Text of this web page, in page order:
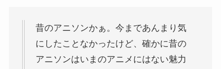
昔のアニソンかぁ。今まであんまり気
にしたことなかったけど、確かに昔の
アニソンはいまのアニメにはない魅力